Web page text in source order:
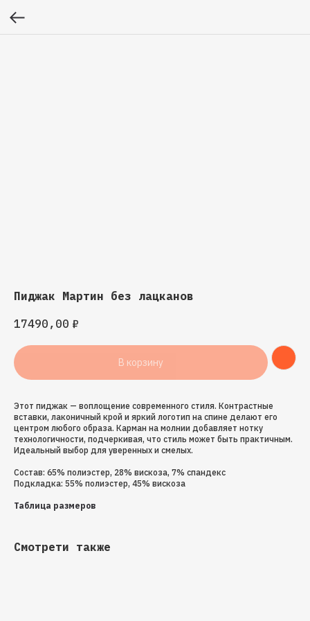
Пиджак Мартин без лацканов
17490,00 ₽
В корзину
Этот пиджак — воплощение современного стиля. Контрастные
вставки, лаконичный крой и яркий логотип на спине делают его
центром любого образа. Карман на молнии добавляет нотку
технологичности, подчеркивая, что стиль может быть практичным.
Идеальный выбор для уверенных и смелых.
Состав: 65% полиэстер, 28% вискоза, 7% спандекс
Подкладка: 55% полиэстер, 45% вискоза
Таблица размеров
Смотрети также